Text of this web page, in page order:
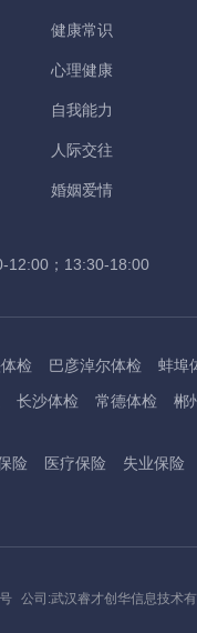
健康常识
心理健康
自我能力
人际交往
婚姻爱情
12:00；13:30-18:00
检 巴彦淖尔体检 蚌埠
长沙体检 常德体检 郴
贵阳体检 红河体检
检 鸡西体检 嘉兴体检
险 医疗保险 失业保险
公司:武汉睿才创华信息技术